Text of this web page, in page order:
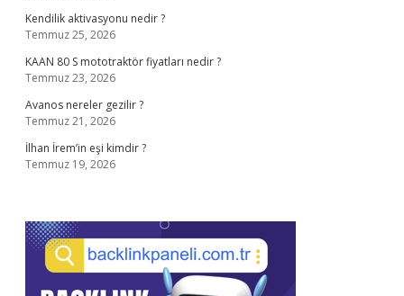
Kendilik aktivasyonu nedir ?
Temmuz 25, 2026
KAAN 80 S mototraktör fiyatları nedir ?
Temmuz 23, 2026
Avanos nereler gezilir ?
Temmuz 21, 2026
İlhan İrem’in eşi kimdir ?
Temmuz 19, 2026